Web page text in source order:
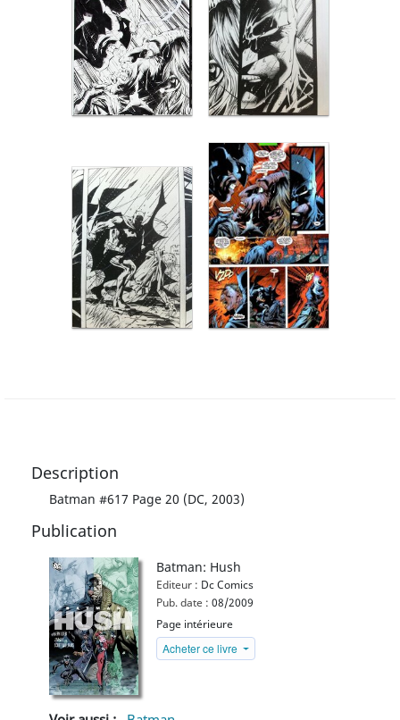
Description
Batman #617 Page 20 (DC, 2003)
Publication
Batman: Hush
Editeur : Dc Comics
Pub. date : 08/2009
Page intérieure
Acheter ce livre